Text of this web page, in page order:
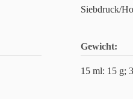
Siebdruck/
Gewicht:
15 ml: 15 g;